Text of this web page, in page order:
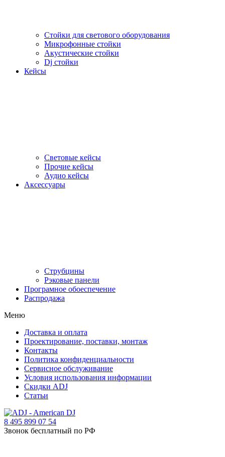
Стойки для светового оборудования
Микрофонные стойки
Акустические стойки
Dj стойки
Кейсы
Световые кейсы
Прочие кейсы
Аудио кейсы
Аксессуары
Струбцины
Рэковые панели
Програмное обоеспечение
Распродажа
Меню
Доставка и оплата
Проектирование, поставки, монтаж
Контакты
Политика конфиденциальности
Сервисное обслуживание
Условия использования информации
Скидки ADJ
Статьи
8 495 899 07 54
Звонок бесплатный по РФ